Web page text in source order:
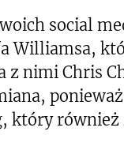
social
Williamsa,
nimi Chris
który również